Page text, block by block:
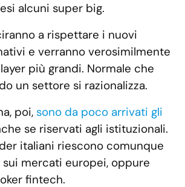
alcuni super big.
a rispettare i nuovi
e verranno verosimilmente
più grandi. Normale che
un settore si razionalizza.
poi, sono da poco arrivati gli
se riservati agli istituzionali.
italiani riescono comunque
mercati europei, oppure
fintech.